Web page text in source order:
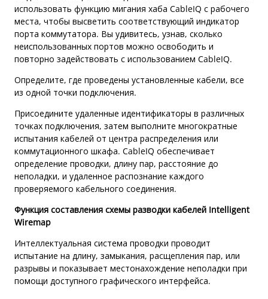
использовать функцию мигания хаба CableIQ с рабочего
места, чтобы высветить соответствующий индикатор
порта коммутатора. Вы удивитесь, узнав, сколько
неиспользованных портов можно освободить и
повторно задействовать с использованием CableIQ.
Определите, где проведены установленные кабели, все
из одной точки подключения.
Присоедините удаленные идентификаторы в различных
точках подключения, затем выполните многократные
испытания кабелей от центра распределения или
коммутационного шкафа. CableIQ обеспечивает
определение проводки, длину пар, расстояние до
неполадки, и удаленное распознание каждого
проверяемого кабельного соединения.
Функция составления схемы разводки кабелей Intelligent
Wiremap
Интеллектуальная система проводки проводит
испытание на длину, замыкания, расщепления пар, или
разрывы и показывает местонахождение неполадки при
помощи доступного графического интерфейса.